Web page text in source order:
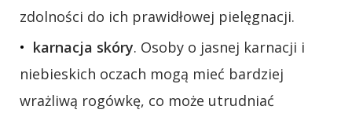
zdolności do ich prawidłowej pielęgnacji.
karnacja skóry. Osoby o jasnej karnacji i
niebieskich oczach mogą mieć bardziej
wrażliwą rogówkę, co może utrudniać